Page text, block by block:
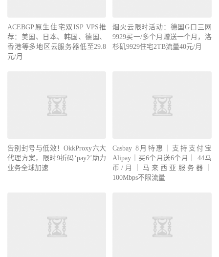
ACEBGP原生住宅双ISP VPS推
荐：美国、日本、韩国、德国、
香港等多地区云服务器低至29.8
元/月
烟火云限时活动：德国G口三网
9929买一/多个月赠送一个月，洛
杉矶9929住宅2TB流量40元/月
告别封号与低效！OkkProxy六大
代理方案，限时9折码‘pay2’助力
业务全球加速
Casbay 8月特惠｜支持支付宝
Alipay｜买6个月送6个月｜ 44马
币/月｜马来西亚服务器｜
100Mbps不限流量